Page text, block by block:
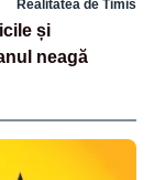
Realitatea de Timis
și
neagă